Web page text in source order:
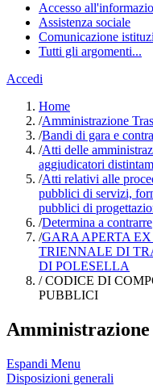
Accesso
Assistenza sociale
Comunicazione
Tutti gli argomenti...
Accedi
Home
/Amministrazione
/Bandi di gara e
/Atti delle
aggiudicatori
/Atti relativi alle
pubblici di servizi,
pubblici di
/Determina a contrarre
/GARA APERTA
TRIENNALE DI
DI POLESELLA
/CODICE DI
PUBBLICI
Espandi Menu
Disposizioni generali